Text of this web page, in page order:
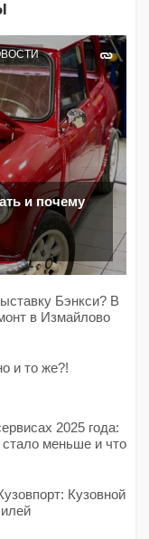
и почему
Бэнкси? В
в Измайлово
и то же?!
2025 года:
меньше и что
Кузовной